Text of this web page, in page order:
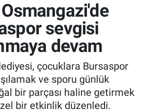
sevgisi
devam
çocuklara Bursaspor
ve sporu günlük
bir parçası haline getirmek
bir etkinlik düzenledi.
Durumu ve Fikstür